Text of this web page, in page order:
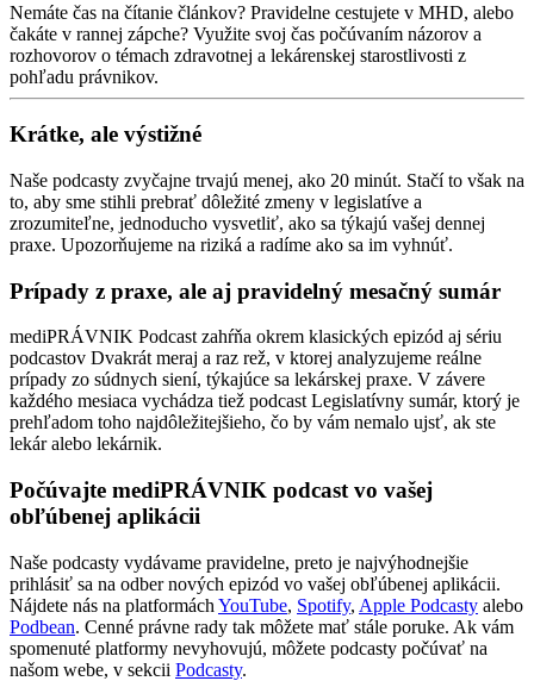
Nemáte čas na čítanie článkov? Pravidelne cestujete v MHD, alebo
čakáte v rannej zápche? Využite svoj čas počúvaním názorov a
rozhovorov o témach zdravotnej a lekárenskej starostlivosti z
pohľadu právnikov.
Krátke, ale výstižné
Naše podcasty zvyčajne trvajú menej, ako 20 minút. Stačí to však na
to, aby sme stihli prebrať dôležité zmeny v legislatíve a
zrozumiteľne, jednoducho vysvetliť, ako sa týkajú vašej dennej
praxe. Upozorňujeme na riziká a radíme ako sa im vyhnúť.
Prípady z praxe, ale aj pravidelný mesačný sumár
mediPRÁVNIK Podcast zahŕňa okrem klasických epizód aj sériu
podcastov Dvakrát meraj a raz rež, v ktorej analyzujeme reálne
prípady zo súdnych siení, týkajúce sa lekárskej praxe. V závere
každého mesiaca vychádza tiež podcast Legislatívny sumár, ktorý je
prehľadom toho najdôležitejšieho, čo by vám nemalo ujsť, ak ste
lekár alebo lekárnik.
Počúvajte mediPRÁVNIK podcast vo vašej
obľúbenej aplikácii
Naše podcasty vydávame pravidelne, preto je najvýhodnejšie
prihlásiť sa na odber nových epizód vo vašej obľúbenej aplikácii.
Nájdete nás na platformách YouTube, Spotify, Apple Podcasty alebo
Podbean. Cenné právne rady tak môžete mať stále poruke. Ak vám
spomenuté platformy nevyhovujú, môžete podcasty počúvať na
našom webe, v sekcii Podcasty.